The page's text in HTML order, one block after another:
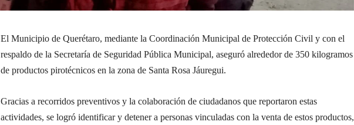
El Municipio de Querétaro, mediante la Coordinación Municipal de Protección Civil y con el
respaldo de la Secretaría de Seguridad Pública Municipal, aseguró alrededor de 350 kilogramos
de productos pirotécnicos en la zona de Santa Rosa Jáuregui.
Gracias a recorridos preventivos y la colaboración de ciudadanos que reportaron estas
actividades, se logró identificar y detener a personas vinculadas con la venta de estos productos,